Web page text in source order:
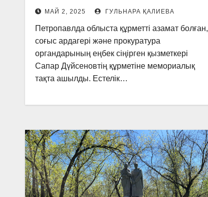
МАЙ 2, 2025 ГУЛЬНАРА ҚАЛИЕВА
Петропавлда облыста құрметті азамат болған,
соғыс ардагері және прокуратура
органдарының еңбек сіңірген қызметкері
Сапар Дүйсеновтің құрметіне мемориалық
тақта ашылды. Естелік…